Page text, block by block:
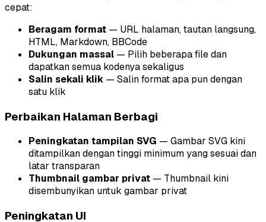
cepat:
Beragam format — URL halaman, tautan langsung,
HTML, Markdown, BBCode
Dukungan massal — Pilih beberapa file dan
dapatkan semua kodenya sekaligus
Salin sekali klik — Salin format apa pun dengan
satu klik
Perbaikan Halaman Berbagi
Peningkatan tampilan SVG — Gambar SVG kini
ditampilkan dengan tinggi minimum yang sesuai dan
latar transparan
Thumbnail gambar privat — Thumbnail kini
disembunyikan untuk gambar privat
Peningkatan UI